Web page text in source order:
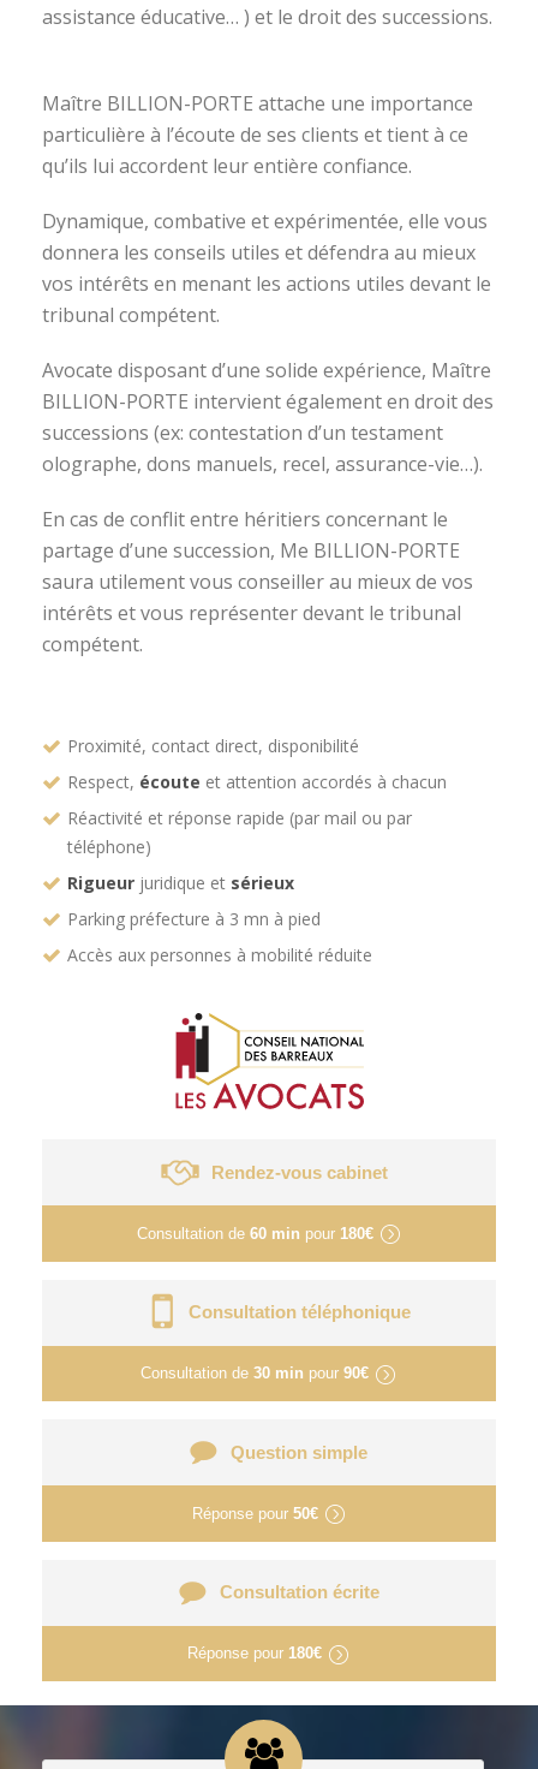
assistance éducative… ) et le droit des successions.
Maître BILLION-PORTE attache une importance
particulière à l’écoute de ses clients et tient à ce
qu’ils lui accordent leur entière confiance.
Dynamique, combative et expérimentée, elle vous
donnera les conseils utiles et défendra au mieux
vos intérêts en menant les actions utiles devant le
tribunal compétent.
Avocate disposant d’une solide expérience, Maître
BILLION-PORTE intervient également en droit des
successions (ex: contestation d’un testament
olographe, dons manuels, recel, assurance-vie…).
En cas de conflit entre héritiers concernant le
partage d’une succession, Me BILLION-PORTE
saura utilement vous conseiller au mieux de vos
intérêts et vous représenter devant le tribunal
compétent.
Proximité, contact direct, disponibilité
Respect, écoute et attention accordés à chacun
Réactivité et réponse rapide (par mail ou par
téléphone)
Rigueur juridique et sérieux
Parking préfecture à 3 mn à pied
Accès aux personnes à mobilité réduite
Rendez-vous cabinet
Consultation de 60 min pour 180€
Consultation téléphonique
Consultation de 30 min pour 90€
Question simple
Réponse pour 50€
Consultation écrite
Réponse pour 180€